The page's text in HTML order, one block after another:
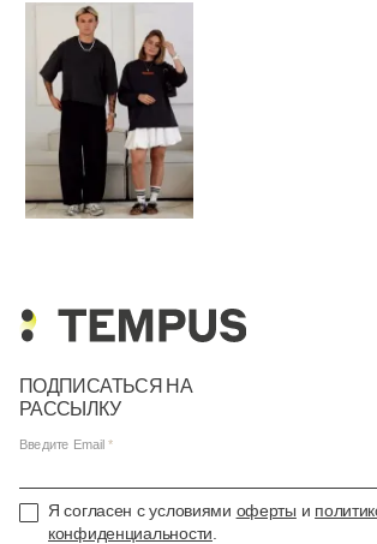
ПОДПИСАТЬСЯ НА
РАССЫЛКУ
Введите Email
Я согласен с условиями оферты и
конфиденциальности